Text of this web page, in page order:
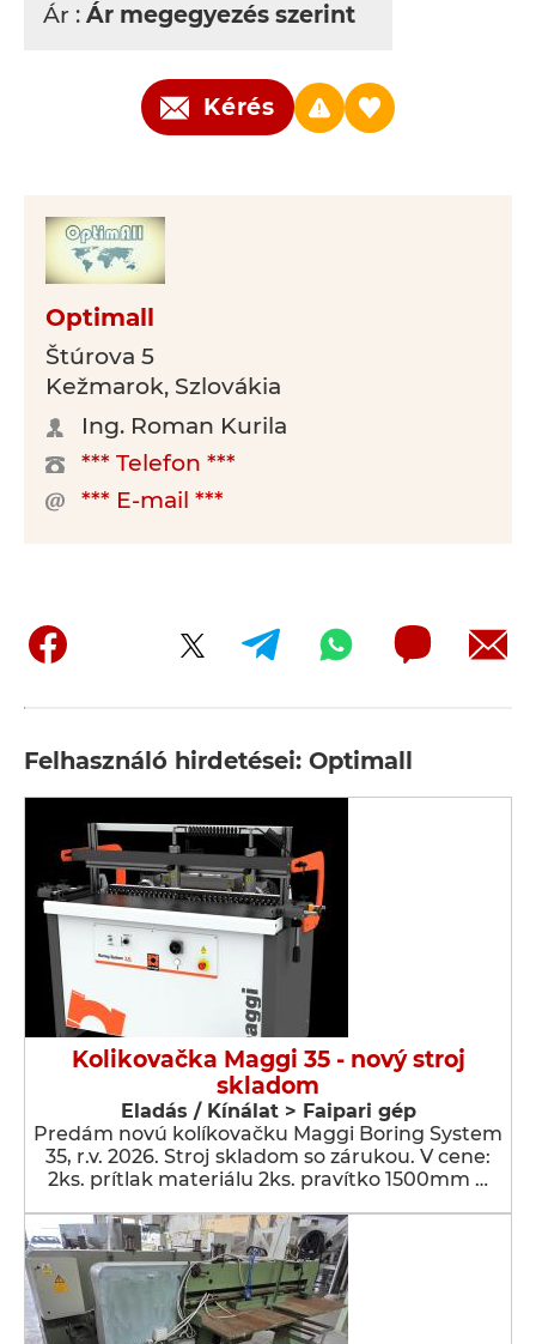
Ár : Ár megegyezés szerint
Kérés
Optimall
Štúrova 5
Kežmarok, Szlovákia
Ing. Roman Kurila
*** Telefon ***
*** E-mail ***
Felhasználó hirdetései: Optimall
Kolikovačka Maggi 35 - nový stroj
skladom
Eladás / Kínálat > Faipari gép
Predám novú kolíkovačku Maggi Boring System
35, r.v. 2026. Stroj skladom so zárukou. V cene:
2ks. prítlak materiálu 2ks. pravítko 1500mm …